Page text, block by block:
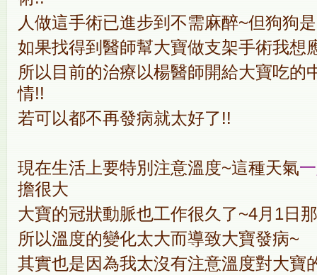
人做這手術已進步到不需麻醉~但狗狗
如果找得到醫師幫大寶做支架手術我想
所以目前的治療以楊醫師開給大寶吃的
情!!
若可以都不再發病就太好了!!
現在生活上要特別注意溫度~這種天氣
擔很大
大寶的冠狀動脈也工作很久了~4月1日
所以溫度的變化太大而導致大寶發病~
其實也是因為我太沒有注意溫度對大寶